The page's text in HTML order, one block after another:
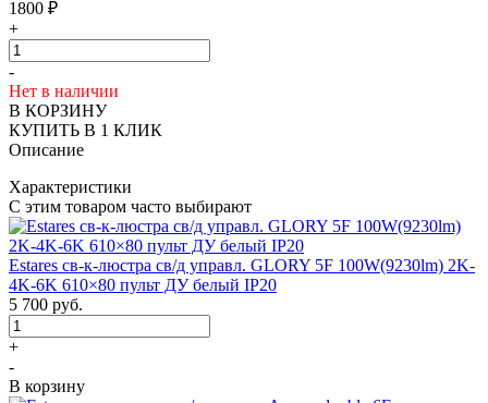
1800 ₽
+
-
Нет в наличии
В КОРЗИНУ
КУПИТЬ В 1 КЛИК
Описание
Характеристики
С этим товаром часто выбирают
Estares св-к-люстра св/д управл. GLORY 5F 100W(9230lm) 2K-
4K-6K 610×80 пульт ДУ белый IP20
5 700 руб.
+
-
В корзину